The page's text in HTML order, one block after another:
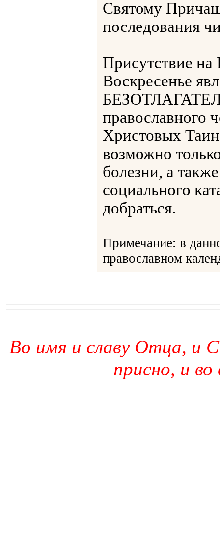
Святому
последования
Присутствие
Воскресенье
православного
Христовых
возможно
болезни, а
социального
добраться.
Примечание: в
православном
Во имя и славу Отца, и
присно, и во